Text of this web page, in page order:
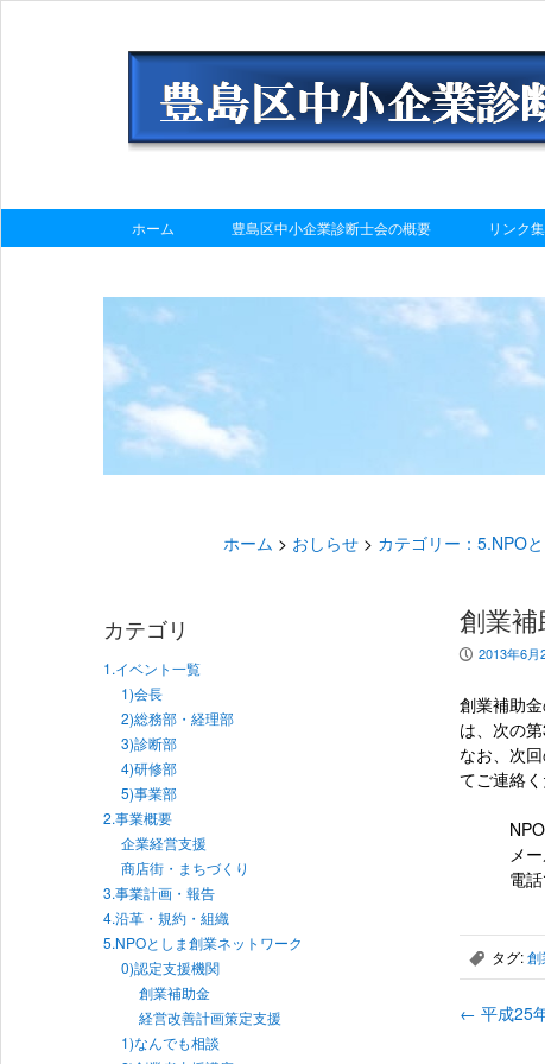
ホーム 豊島区中小企業診断士会の概要 リンク集
ホーム > おしらせ> カテゴリー：5.NPO
カテゴリ
1.イベント一覧
1)会長
2)総務部・経理部
3)診断部
4)研修部
5)事業部
2.事業概要
企業経営支援
商店街・まちづくり
3.事業計画・報告
4.沿革・規約・組織
5.NPOとしま創業ネットワーク
0)認定支援機関
創業補助金
経営改善計画策定支援
1)なんでも相談
創業補
P 2013年6月
創業補助
は、次の
なお、次
てご連絡く
NPO法
メール
電話で
, タグ:創
← 平成25